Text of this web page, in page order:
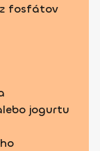
fosfátov
jogurtu